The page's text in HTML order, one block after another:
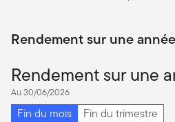
Rendement sur une
Rendement sur une
Au 30/06/2026
Fin du mois Fin du trimestre